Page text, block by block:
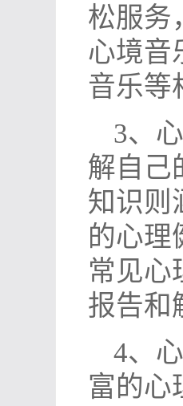
松服务
心境音
音乐等
3、
解自己
知识则
的心理
常见心
报告和
4、
富的心